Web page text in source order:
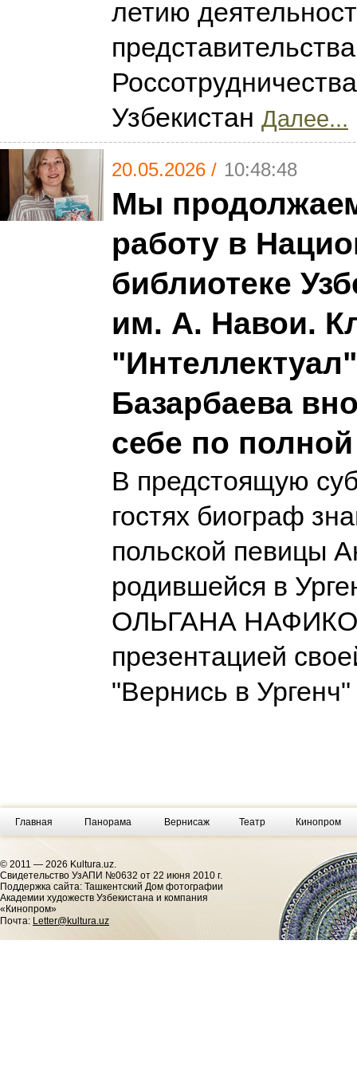
летию
представительства
Узбекистан Далее...
20.05.2026 / 10:48:48
Мы
работу в
библиотеке
им. А. Навои.
Базарбаева
себе по
В предстоящую
гостях биограф
польской певицы
родившейся в
ОЛЬГАНА
презентацией
"Вернись в Ургенч"
Главная Панорама Вернисаж Театр Кинопром
© 2011 — 2026 Kultura.uz.
Cвидетельство УзАПИ №0632 от 22 июня 2010 г.
Поддержка сайта: Ташкентский Дом фотографии
Академии художеств Узбекистана и компания
«Кинопром»
Почта: Letter@kultura.uz